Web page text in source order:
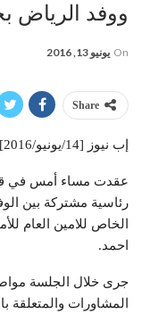
ووفد الرياض
On يونيو 13, 2016
Share
إب نيوز [14/يونيو/2016]
عقدت مساء أمس في
رئاسية مشتركة بين
الخاص للامين العام
احمد.
جرى خلال الجلسة
المشاورات والمتعلقة